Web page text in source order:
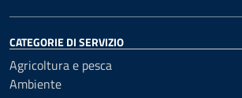
CATEGORIE DI SERVIZIO
Agricoltura e pesca
Ambiente